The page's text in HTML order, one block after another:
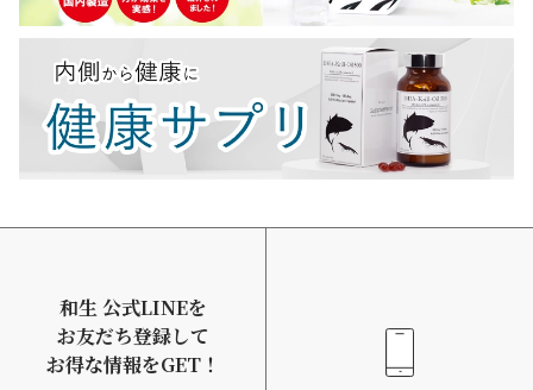
和生 公式LINEを
お友だち登録して
お得な情報をGET！